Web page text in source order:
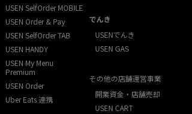
USEN SelfOrder MOBILE
USEN Order & Pay
USEN SelfOrder TAB
USEN HANDY
USEN My Menu
Premium
USEN Order
Uber Eats 連携
でんき
USENでんき
USEN GAS
その他の店舗運営事業
開業資金・店舗売却
USEN CART